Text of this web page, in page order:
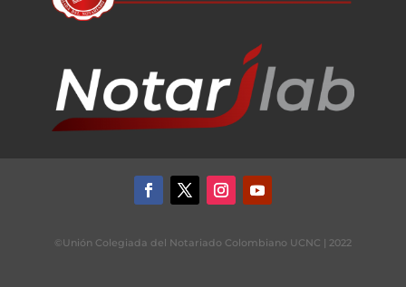
©Unión Colegiada del Notariado Colombiano UCNC | 2022